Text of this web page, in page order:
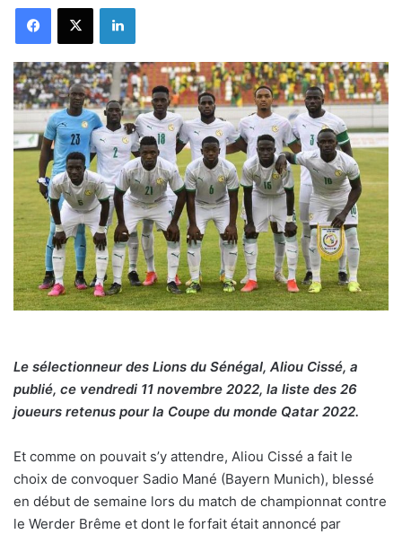
FacebookX Linkedin
Le sélectionneur des Lions du Sénégal, Aliou Cissé, a
publié, ce vendredi 11 novembre 2022, la liste des 26
joueurs retenus pour la Coupe du monde Qatar 2022.
Et comme on pouvait s’y attendre, Aliou Cissé a fait le
choix de convoquer Sadio Mané (Bayern Munich), blessé
en début de semaine lors du match de championnat contre
le Werder Brême et dont le forfait était annoncé par